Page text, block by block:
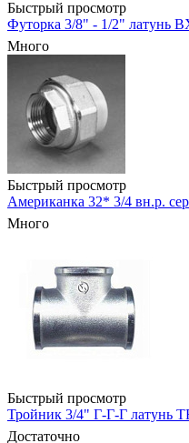
Быстрый просмотр
Футорка 3/8" - 1/2" латунь
Много
Быстрый просмотр
Американка 32* 3/4 вн.р.
Много
Быстрый просмотр
Тройник 3/4" Г-Г-Г латунь
Достаточно